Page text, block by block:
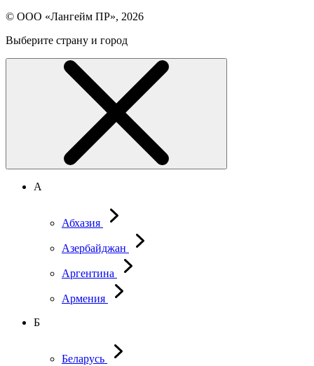
© ООО «Лангейм ПР», 2026
Выберите страну и город
А
Абхазия
Азербайджан
Аргентина
Армения
Б
Беларусь